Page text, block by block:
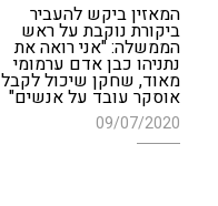
המאזין ביקש להעביר
ביקורת נוקבת על ראש
הממשלה: "אני רואה את
נתניהו כבן אדם ערמומי
מאוד, שחקן שיכול לקבל
אוסקר עובד על אנשים"
09/07/2020